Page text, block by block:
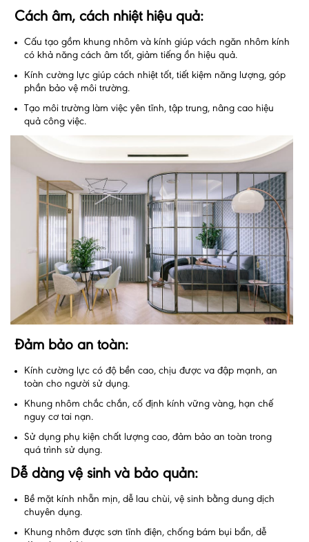
Cách âm, cách nhiệt hiệu quả:
Cấu tạo gồm khung nhôm và kính giúp vách ngăn nhôm kính
có khả năng cách âm tốt, giảm tiếng ồn hiệu quả.
Kính cường lực giúp cách nhiệt tốt, tiết kiệm năng lượng, góp
phần bảo vệ môi trường.
Tạo môi trường làm việc yên tĩnh, tập trung, nâng cao hiệu
quả công việc.
Đảm bảo an toàn:
Kính cường lực có độ bền cao, chịu được va đập mạnh, an
toàn cho người sử dụng.
Khung nhôm chắc chắn, cố định kính vững vàng, hạn chế
nguy cơ tai nạn.
Sử dụng phụ kiện chất lượng cao, đảm bảo an toàn trong
quá trình sử dụng.
Dễ dàng vệ sinh và bảo quản:
Bề mặt kính nhẵn mịn, dễ lau chùi, vệ sinh bằng dung dịch
chuyên dụng.
Khung nhôm được sơn tĩnh điện, chống bám bụi bẩn, dễ